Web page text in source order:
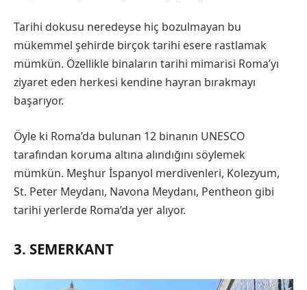
Tarihi dokusu neredeyse hiç bozulmayan bu
mükemmel şehirde birçok tarihi esere rastlamak
mümkün. Özellikle binaların tarihi mimarisi Roma’yı
ziyaret eden herkesi kendine hayran bırakmayı
başarıyor.
Öyle ki Roma’da bulunan 12 binanın UNESCO
tarafından koruma altına alındığını söylemek
mümkün. Meşhur İspanyol merdivenleri, Kolezyum,
St. Peter Meydanı, Navona Meydanı, Pentheon gibi
tarihi yerlerde Roma’da yer alıyor.
3. SEMERKANT